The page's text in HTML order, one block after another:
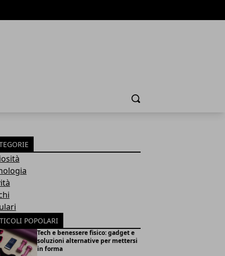
Cerca
POPOLARI
Tech e benessere fisico: gadget e
soluzioni alternative per mettersi
in forma